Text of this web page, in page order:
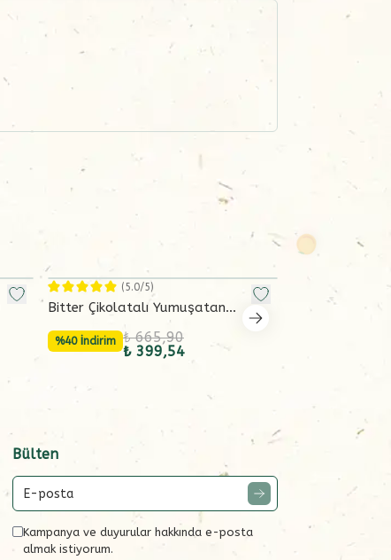
(5.0/5)
Bitter Çikolatalı Yumuşatan
%40 İndirim ₺ 665,90
₺ 399,54
Avantajlı
Bülten
Kampanya ve duyurular hakkında e-posta
almak istiyorum.